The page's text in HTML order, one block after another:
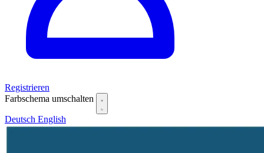
Registrieren
Farbschema umschalten
Deutsch English